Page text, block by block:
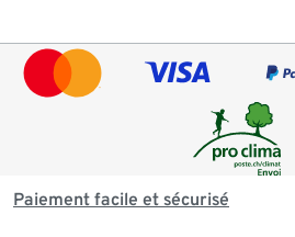
Paiement facile et sécurisé